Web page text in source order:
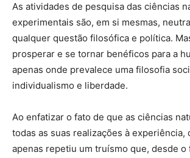
As atividades de pesquisa das ciências
experimentais são, em si mesmas,
qualquer questão filosófica e política.
prosperar e se tornar benéficos para a
apenas onde prevalece uma filosofia
individualismo e liberdade.
Ao enfatizar o fato de que as ciências
todas as suas realizações à experiência,
apenas repetiu um truísmo que, desde o